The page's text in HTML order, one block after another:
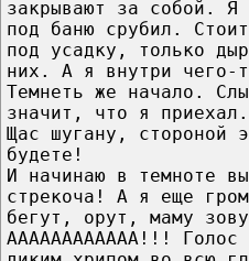
закрывают за собой. Я
под баню срубил.
под усадку, только
них. А я внутри чего-
Темнеть же начало.
значит, что я
Щас шугану, стороной
будете!
И начинаю в темноте
стрекоча! А я еще
бегут, орут, маму
АААААААААААА!!! Голос